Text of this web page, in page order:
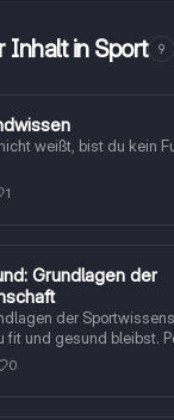
Inhalt in Sport 9
weißt, bist du kein
1
Grundlagen der
der
fit und gesund bleibst.
in der 11. Klasse!
0